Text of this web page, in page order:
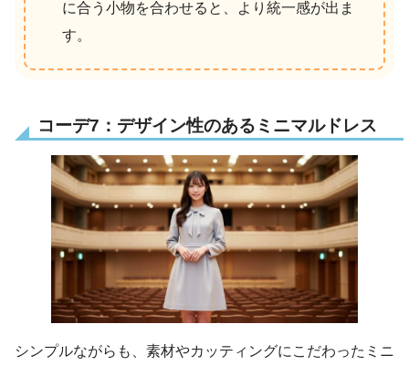
に合う小物を合わせると、より統一感が出ま
す。
コーデ7：デザイン性のあるミニマルドレス
シンプルながらも、素材やカッティングにこだわったミニ